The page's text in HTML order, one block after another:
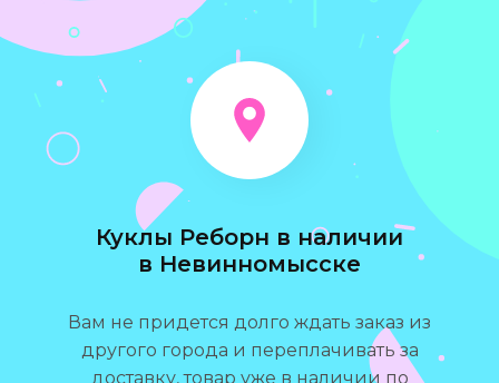
Куклы Реборн в наличии
в Невинномысске
Вам не придется долго ждать заказ из
другого города и переплачивать за
доставку, товар уже в наличии по